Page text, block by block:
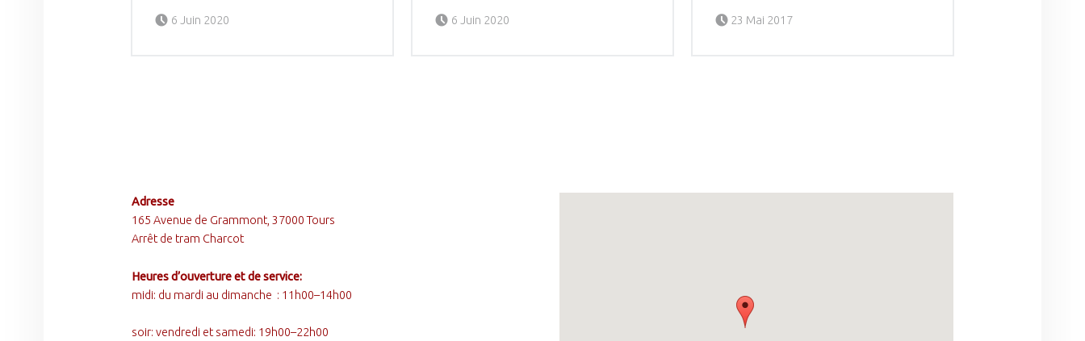
6 Juin 2020
6 Juin 2020
23 Mai 2017
FOOTER SIDEBAR
Adresse
165 Avenue de Grammont, 37000 Tours
Arrêt de tram Charcot
Heures d’ouverture et de service:
midi: du mardi au dimanche : 11h00–14h00
soir: vendredi et samedi: 19h00–22h00